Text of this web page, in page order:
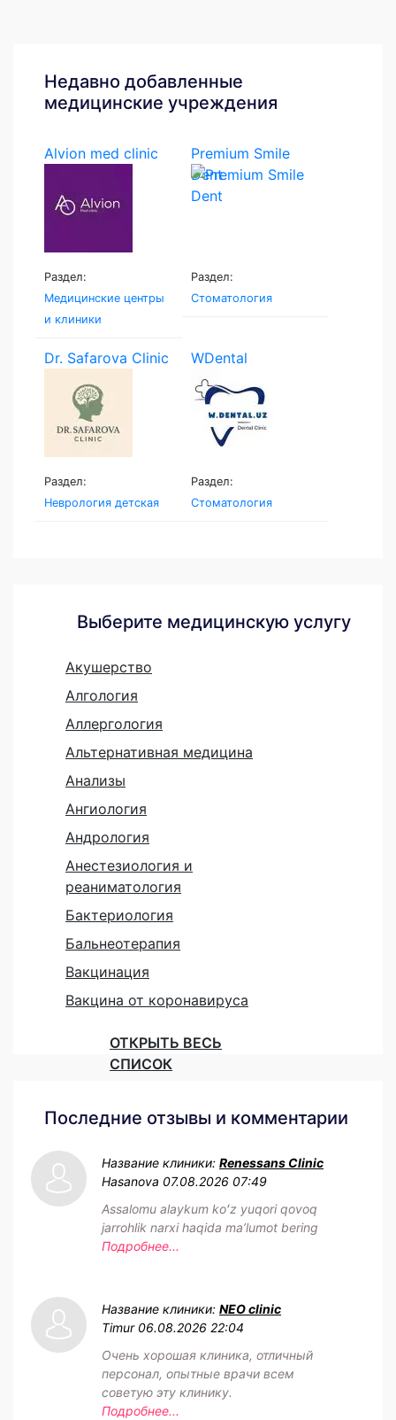
Недавно добавленные
медицинские учреждения
Alvion med clinic
Раздел:
Медицинские центры
и клиники
Premium Smile
Dent
Раздел:
Стоматология
Dr. Safarova Clinic
Раздел:
Неврология детская
WDental
Раздел:
Стоматология
Выберите медицинскую услугу
Акушерство
Алгология
Аллергология
Альтернативная медицина
Анализы
Ангиология
Андрология
Анестезиология и
реаниматология
Бактериология
Бальнеотерапия
Вакцинация
Вакцина от коронавируса
ОТКРЫТЬ ВЕСЬ
СПИСОК
Последние отзывы и комментарии
Название клиники: Renessans Clinic
Hasanova 07.08.2026 07:49
Assalomu alaykum koʻz yuqori qovoq
jarrohlik narxi haqida maʼlumot bering
Подробнее...
Название клиники: NEO clinic
Timur 06.08.2026 22:04
Очень хорошая клиника, отличный
персонал, опытные врачи всем
советую эту клинику.
Подробнее...